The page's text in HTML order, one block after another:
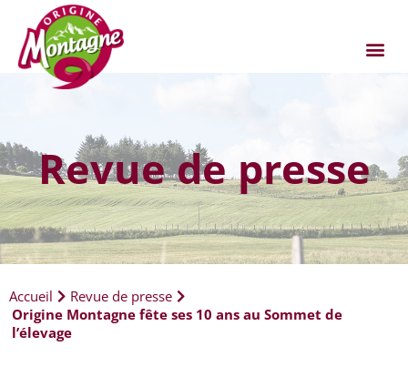
Revue de presse
Accueil
Revue de presse
Origine Montagne fête ses 10 ans au Sommet de
l’élevage